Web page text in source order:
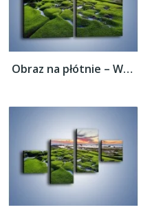
Obraz na płótnie – Woda w nierównym...